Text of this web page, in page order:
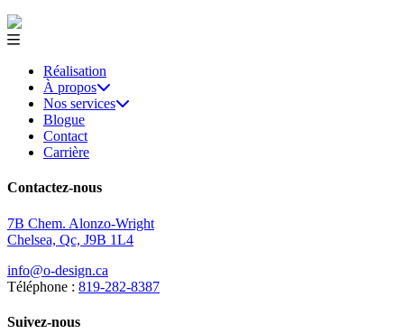
Réalisation
À propos
Nos services
Blogue
Contact
Carrière
Contactez-nous
7B Chem. Alonzo-Wright
Chelsea, Qc, J9B 1L4
info@o-design.ca
Téléphone : 819-282-8387
Suivez-nous